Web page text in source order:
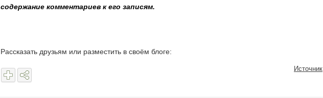
содержание комментариев к его записям.
Рассказать друзьям или разместить в своём блоге:
Источник